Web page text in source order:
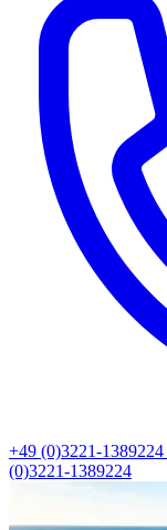
+49 (0)3221-1389224
(0)3221-1389224